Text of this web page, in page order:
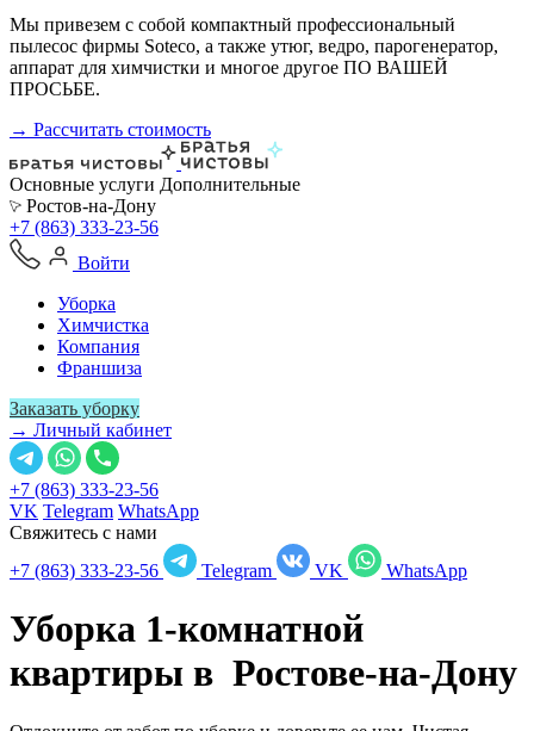
Мы привезем с собой компактный профессиональный
пылесос фирмы Soteco, а также утюг, ведро, парогенератор,
аппарат для химчистки и многое другое ПО ВАШЕЙ
ПРОСЬБЕ.
→ Рассчитать стоимость
Основные услуги Дополнительные
Ростов-на-Дону
+7 (863) 333-23-56
Войти
Уборка
Химчистка
Компания
Франшиза
Заказать уборку
→ Личный кабинет
+7 (863) 333-23-56
VK Telegram WhatsApp
Свяжитесь с нами
+7 (863) 333-23-56
Telegram VK WhatsApp
Уборка 1-комнатной
квартиры в Ростове-на-Дону